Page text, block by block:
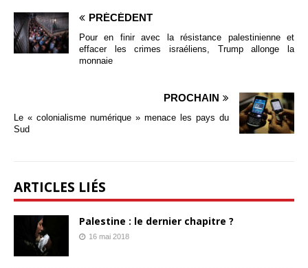
PRÉCÉDENT
Pour en finir avec la résistance palestinienne et
effacer les crimes israéliens, Trump allonge la
monnaie
PROCHAIN
Le « colonialisme numérique » menace les pays du
Sud
ARTICLES LIÉS
Palestine : le dernier chapitre ?
16 mai 2018